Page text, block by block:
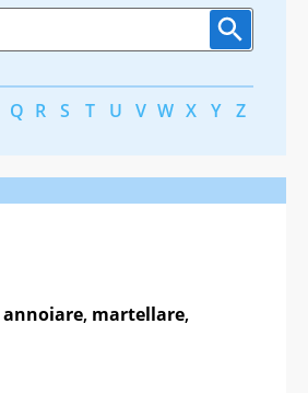
Q R S T U V W X Y Z
annoiare, martellare,